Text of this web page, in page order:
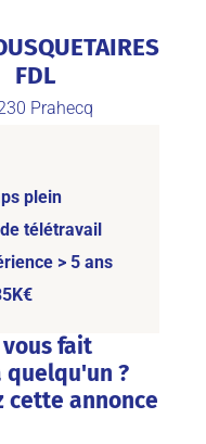
FDL
Prahecq
plein
télétravail
> 5 ans
fait
quelqu'un ?
cette annonce